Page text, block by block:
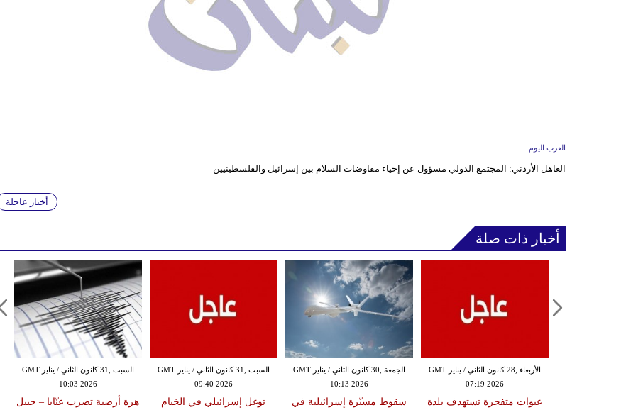
العرب اليوم
العاهل الأردني: المجتمع الدولي مسؤول عن إحياء مفاوضات السلام بين إسرائيل والفلسطينيين
أخبار عاجلة
أخبار ذات صلة
السبت ,31 كانون الثاني / يناير GMT
10:03 2026
هزة أرضية تضرب عنّايا – جبيل
السبت ,31 كانون الثاني / يناير GMT
09:40 2026
توغل إسرائيلي في الخيام
الجمعة ,30 كانون الثاني / يناير GMT
10:13 2026
سقوط مسيّرة إسرائيلية في
الأربعاء ,28 كانون الثاني / يناير GMT
07:19 2026
عبوات متفجرة تستهدف بلدة